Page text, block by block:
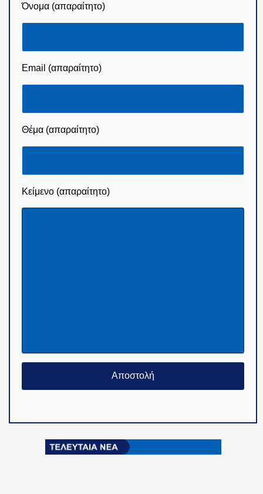
Όνομα (απαραίτητο)
Email (απαραίτητο)
Θέμα (απαραίτητο)
Κείμενο (απαραίτητο)